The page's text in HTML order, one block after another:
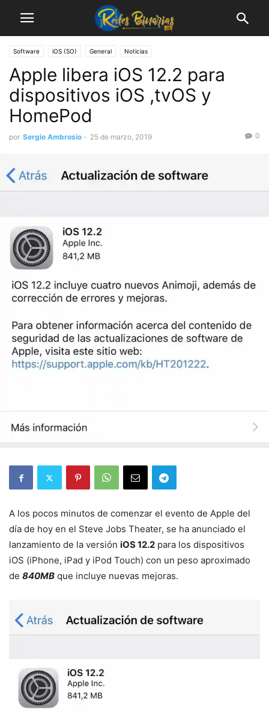
Software iOS (SO) General Noticias
Apple libera iOS 12.2 para
dispositivos iOS ,tvOS y
HomePod
por Sergio Ambrosio - 25 de marzo, 2019 0
A los pocos minutos de comenzar el evento de Apple del
día de hoy en el Steve Jobs Theater, se ha anunciado el
lanzamiento de la versión iOS 12.2 para los dispositivos
iOS (iPhone, iPad y iPod Touch) con un peso aproximado
de 840MB que incluye nuevas mejoras.